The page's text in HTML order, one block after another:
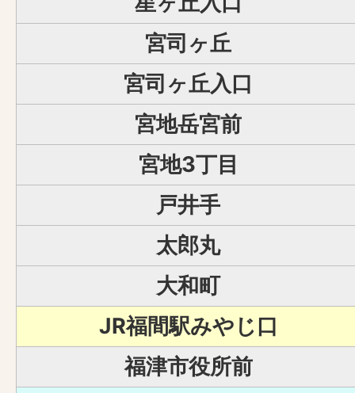
宮司ヶ丘
宮司ヶ丘入口
宮地岳宮前
宮地3丁目
戸井手
太郎丸
大和町
JR福間駅みやじ口
福津市役所前